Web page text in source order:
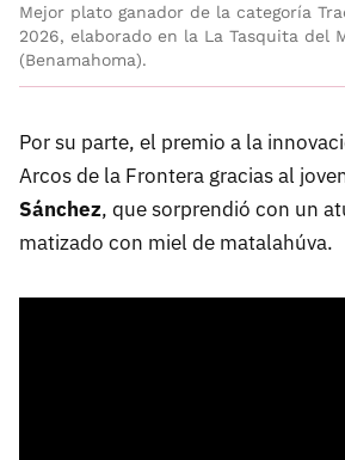
Mejor plato ganador de la categoría
2026, elaborado en la La Tasquita del
(Benamahoma).
Por su parte, el premio a la
Arcos de la Frontera gracias al
Sánchez, que sorprendió con un
matizado con miel de matalahúva.